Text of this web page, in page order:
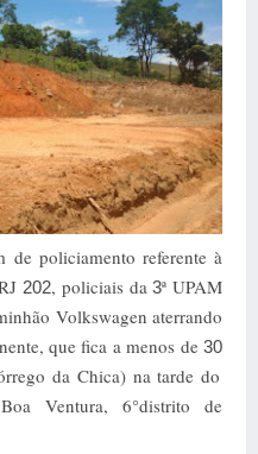
de policiamento referente à
202, policiais da3ª UPAM
Volkswagen aterrando
que fica a menos de 30
da Chica) na tarde do
Ventura, 6°distrito de